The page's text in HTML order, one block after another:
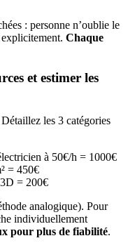
: personne n’oublie le
Chaque
et estimer les
les 3 catégories
à 50€/h = 1000€
= 450€
= 200€
analogique). Pour
individuellement
pour plus de fiabilité.